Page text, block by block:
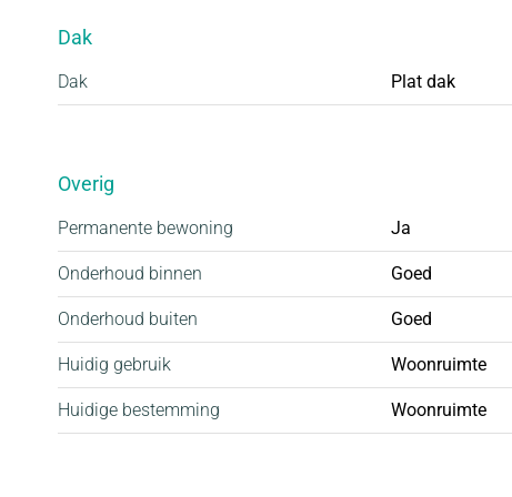
Dak
Dak Plat dak
Overig
Permanente bewoning Ja
Onderhoud binnen Goed
Onderhoud buiten Goed
Huidig gebruik Woonruimte
Huidige bestemming Woonruimte